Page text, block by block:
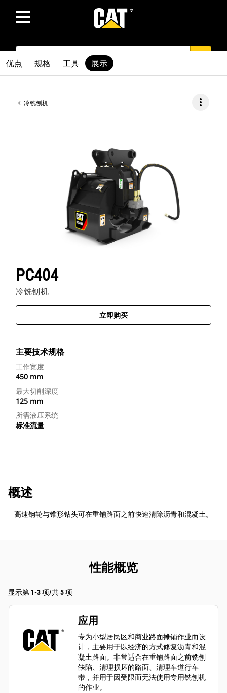
SEARCH
冷铣刨机 more_vert
PC404
冷铣刨机
立即购买
主要技术规格
工作宽度
450 mm
最大切削深度
125 mm
所需液压系统
标准流量
优点 规格 工具 展示
概述
高速钢轮与锥形钻头可在重铺路面之前快速清除沥青和混凝土。
性能概览
显示第 1-3 项/共 5 项
应用
专为小型居民区和商业路面摊铺作业而设
计，主要用于以经济的方式修复沥青和混
凝土路面。非常适合在重铺路面之前铣刨
缺陷、清理损坏的路面、清理车道行车
带，并用于因受限而无法使用专用铣刨机
的作业。